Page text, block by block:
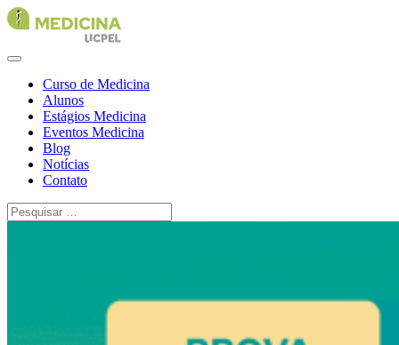
Curso de Medicina
Alunos
Estágios Medicina
Eventos Medicina
Blog
Notícias
Contato